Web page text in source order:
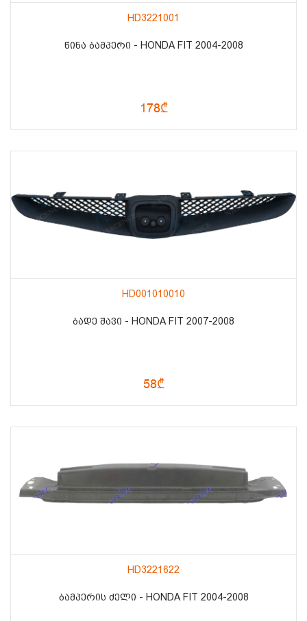
HD3221001
ᲬᲘᲜᲐ ᲑᲐᲛᲞᲔᲠᲘ - HONDA FIT 2004-2008
178₾
HD001010010
ᲑᲐᲓᲔ ᲨᲐᲕᲘ - HONDA FIT 2007-2008
58₾
HD3221622
ᲑᲐᲛᲞᲔᲠᲘᲡ ᲫᲔᲚᲘ - HONDA FIT 2004-2008